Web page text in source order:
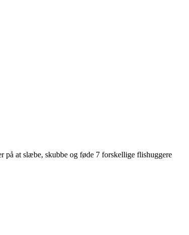
på at slæbe, skubbe og føde 7 forskellige flishuggere